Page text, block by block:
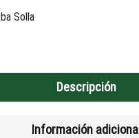
Solla
Descripción
Información adicional